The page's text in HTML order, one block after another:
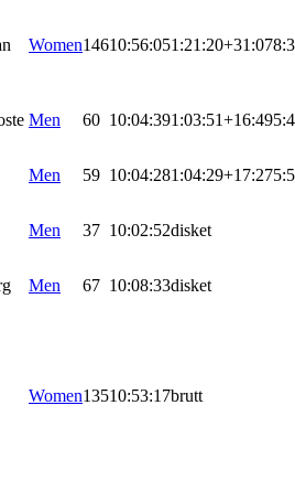
Women14610:56:051:21:20+31:07
Men 60 10:04:391:03:51+16:49
Men 59 10:04:281:04:29+17:27
Men 37 10:02:52disket
Men 67 10:08:33disket
Women13510:53:17brutt